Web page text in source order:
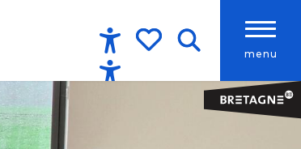
menu
Accessibilité